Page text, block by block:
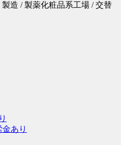
造 / 製薬化粧品系工場 / 交替
あり